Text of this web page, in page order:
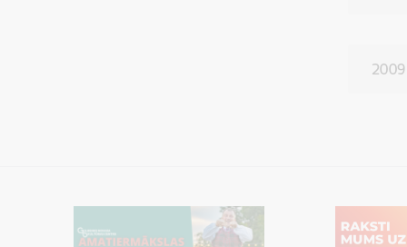
2009